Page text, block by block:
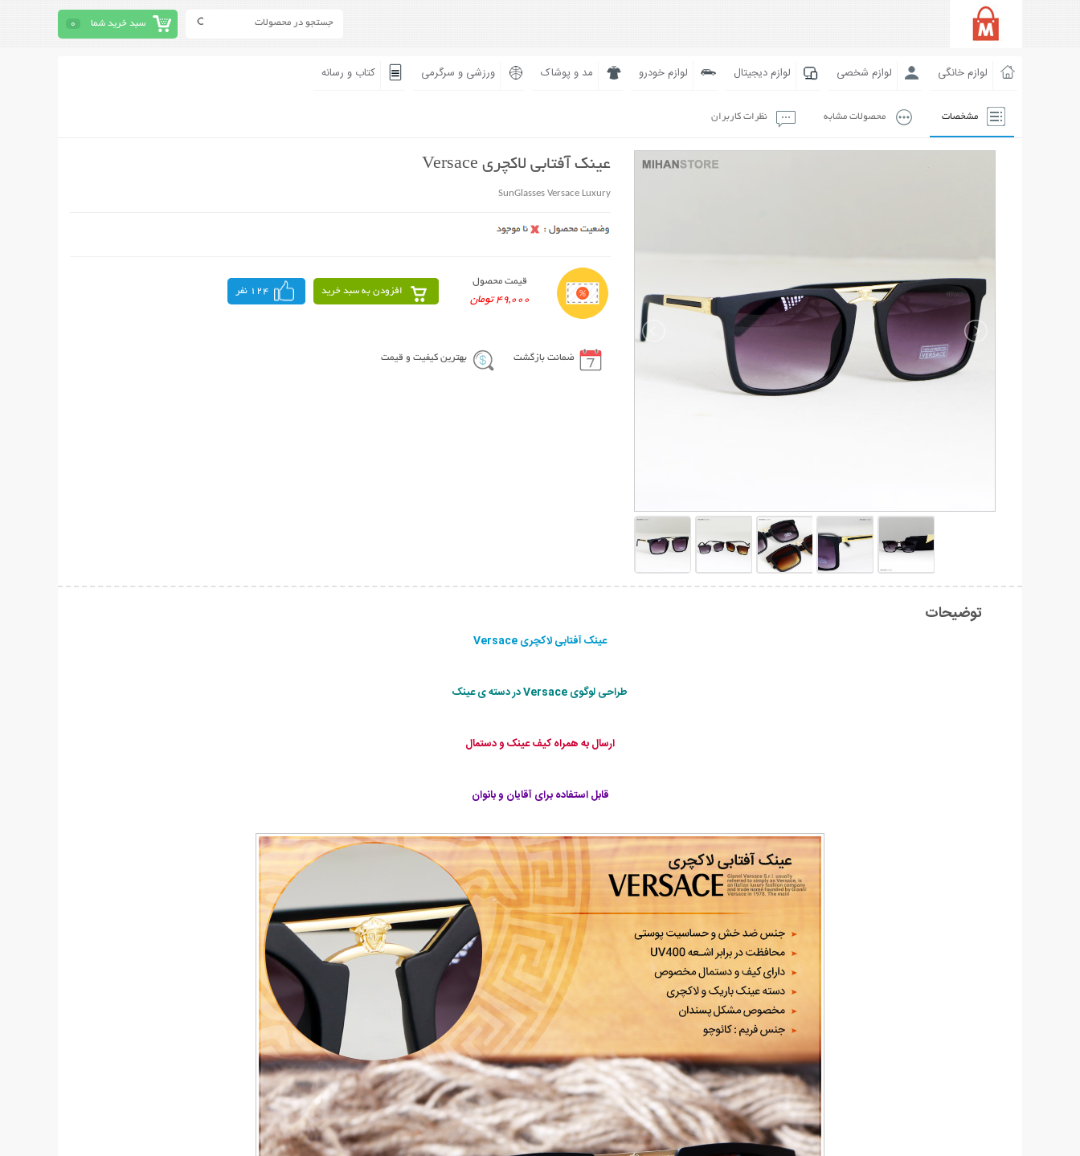
سبد خرید شما 0
لوازم خانگی لوازم شخصی لوازم دیجیتال لوازم خودرو مد و پوشاک ورزشی و سرگرمی کتاب و رسانه
مشخصات محصولات مشابه نظرات کاربران
عینک آفتابی لاکچری Versace
SunGlasses Versace Luxury
قیمت محصول
49,000 تومان
افزودن به سبد خرید 124 نفر
ضمانت بازگشت بهترین کیفیت و قیمت
توضیحات
عینک آفتابی لاکچری Versace
طراحی لوگوی Versace در دسته ی عینک
ارسال به همراه کیف عینک و دستمال
قابل استفاده برای آقایان و بانوان